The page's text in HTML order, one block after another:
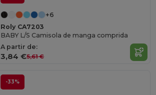
+6
Roly CA7203
BABY L/S Camisola de manga comprida
A partir de:
3,84 €5,61 €
-33%